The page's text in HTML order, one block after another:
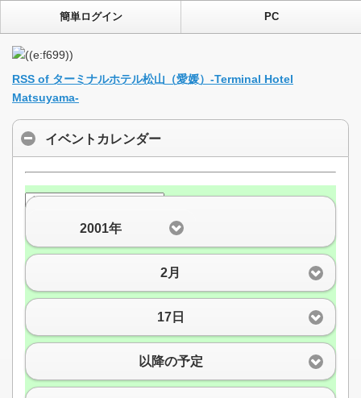
簡単ログイン PC
RSS of ターミナルホテル松山（愛媛）-Terminal Hotel
Matsuyama-
イベントカレンダー
2001年
2月
17日
以降の予定